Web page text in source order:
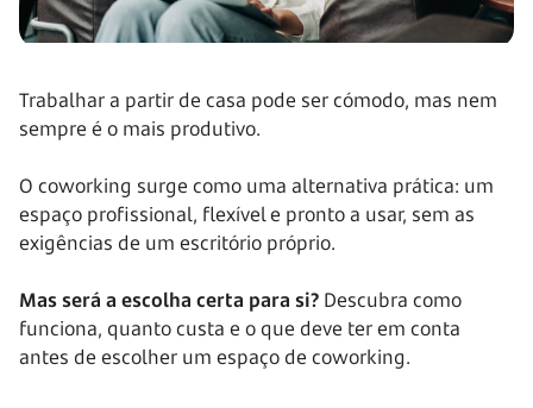
Trabalhar a partir de casa pode ser cómodo, mas nem
sempre é o mais produtivo.
O coworking surge como uma alternativa prática: um
espaço profissional, flexível e pronto a usar, sem as
exigências de um escritório próprio.
Mas será a escolha certa para si? Descubra como
funciona, quanto custa e o que deve ter em conta
antes de escolher um espaço de coworking.